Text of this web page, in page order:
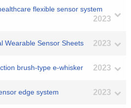
flexible sensor system
2023
Wearable Sensor Sheets 2023
brush-type e-whisker 2023
edge system 2023